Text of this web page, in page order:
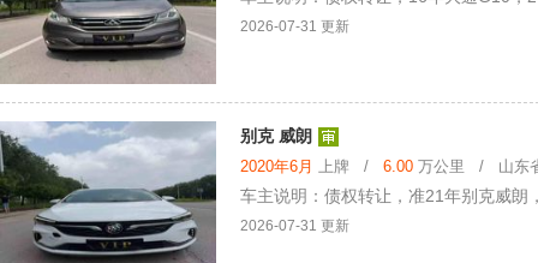
2026-07-31 更新
别克 威朗
2020年6月 上牌 / 6.00 万公里 / 山东省
车主说明：债权转让，准21年别克威朗
2026-07-31 更新